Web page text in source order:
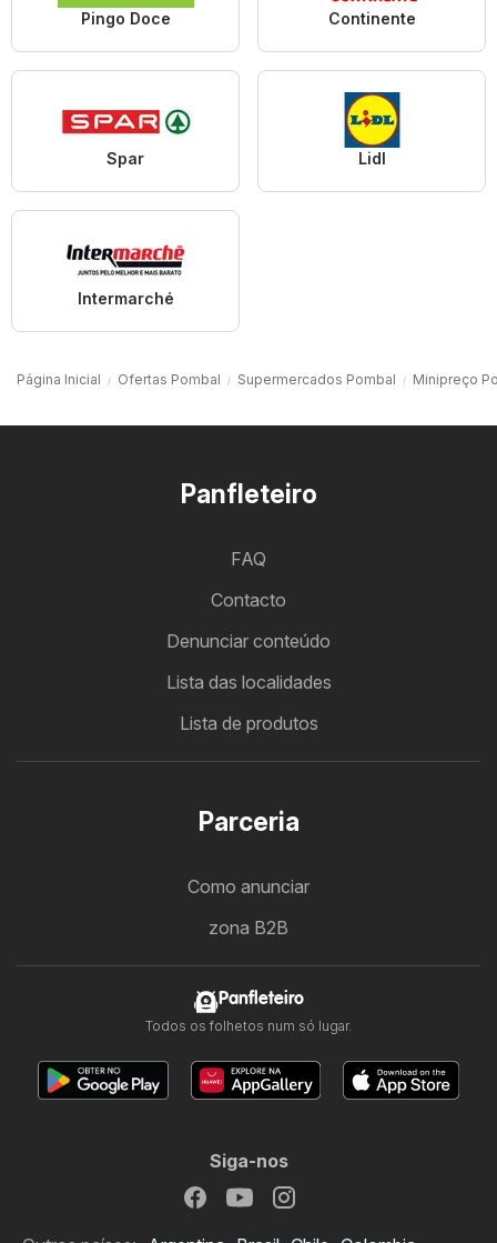
Pingo Doce Continente
Spar Lidl
Intermarché
Página Inicial Ofertas Pombal Supermercados Pombal Minipreço
Panfleteiro
FAQ
Contacto
Denunciar conteúdo
Lista das localidades
Lista de produtos
Parceria
Como anunciar
zona B2B
Panfleteiro
Todos os folhetos num só lugar.
Siga-nos